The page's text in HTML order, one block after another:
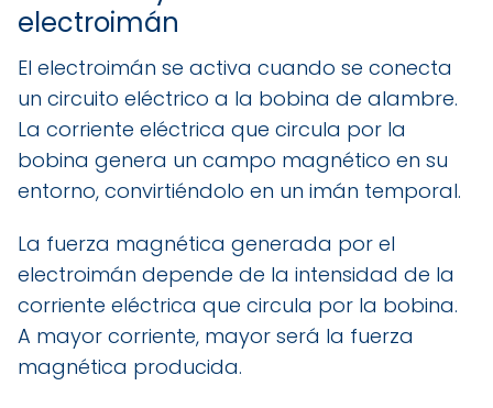
electroimán
El electroimán se activa cuando se conecta
un circuito eléctrico a la bobina de alambre.
La corriente eléctrica que circula por la
bobina genera un campo magnético en su
entorno, convirtiéndolo en un imán temporal.
La fuerza magnética generada por el
electroimán depende de la intensidad de la
corriente eléctrica que circula por la bobina.
A mayor corriente, mayor será la fuerza
magnética producida.